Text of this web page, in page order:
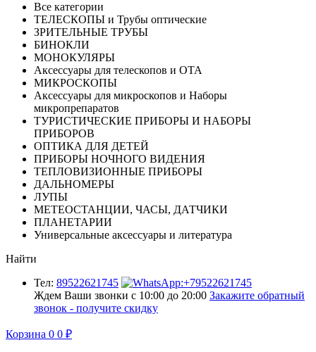
Все категории
ТЕЛЕСКОПЫ и Трубы оптические
ЗРИТЕЛЬНЫЕ ТРУБЫ
БИНОКЛИ
МОНОКУЛЯРЫ
Аксессуары для телескопов и ОТА
МИКРОСКОПЫ
Аксессуары для микроскопов и Наборы
микропрепаратов
ТУРИСТИЧЕСКИЕ ПРИБОРЫ И НАБОРЫ
ПРИБОРОВ
ОПТИКА ДЛЯ ДЕТЕЙ
ПРИБОРЫ НОЧНОГО ВИДЕНИЯ
ТЕПЛОВИЗИОННЫЕ ПРИБОРЫ
ДАЛЬНОМЕРЫ
ЛУПЫ
МЕТЕОСТАНЦИИ, ЧАСЫ, ДАТЧИКИ
ПЛАНЕТАРИИ
Универсальные аксессуары и литература
Найти
Тел: 89522621745
Ждем Ваши звонки с 10:00 до 20:00 Закажите обратный
звонок - получите скидку
Корзина 0 0 ₽